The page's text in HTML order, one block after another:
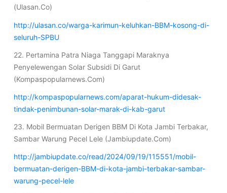
(Ulasan.Co)
http://ulasan.co/warga-karimun-keluhkan-BBM-kosong-di-
seluruh-SPBU
22. Pertamina Patra Niaga Tanggapi Maraknya
Penyelewengan Solar Subsidi Di Garut
(Kompaspopularnews.Com)
http://kompaspopularnews.com/aparat-hukum-didesak-
tindak-penimbunan-solar-marak-di-kab-garut
23. Mobil Bermuatan Derigen BBM Di Kota Jambi Terbakar,
Sambar Warung Pecel Lele (Jambiupdate.Com)
http://jambiupdate.co/read/2024/09/19/115551/mobil-
bermuatan-derigen-BBM-di-kota-jambi-terbakar-sambar-
warung-pecel-lele